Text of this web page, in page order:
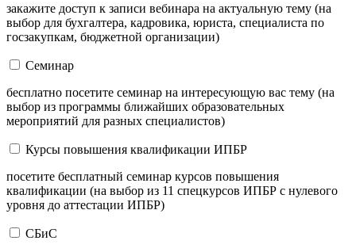
закажите доступ к записи вебинара на актуальную тему (на
выбор для бухгалтера, кадровика, юриста, специалиста по
госзакупкам, бюджетной организации)
Семинар
бесплатно посетите семинар на интересующую вас тему (на
выбор из программы ближайших образовательных
мероприятий для разных специалистов)
Курсы повышения квалификации ИПБР
посетите бесплатный семинар курсов повышения
квалификации (на выбор из 11 спецкурсов ИПБР с нулевого
уровня до аттестации ИПБР)
СБиС